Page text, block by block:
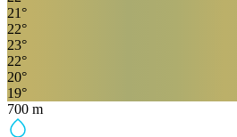
21°
22°
23°
22°
20°
19°
700 m